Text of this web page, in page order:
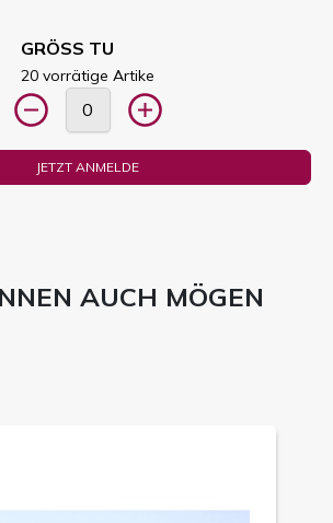
GRÖSS TU
20 vorrätige Artike
JETZT ANMELDE
AUCH MÖGEN